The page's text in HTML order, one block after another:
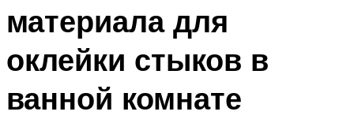
материала для
оклейки стыков в
ванной комнате